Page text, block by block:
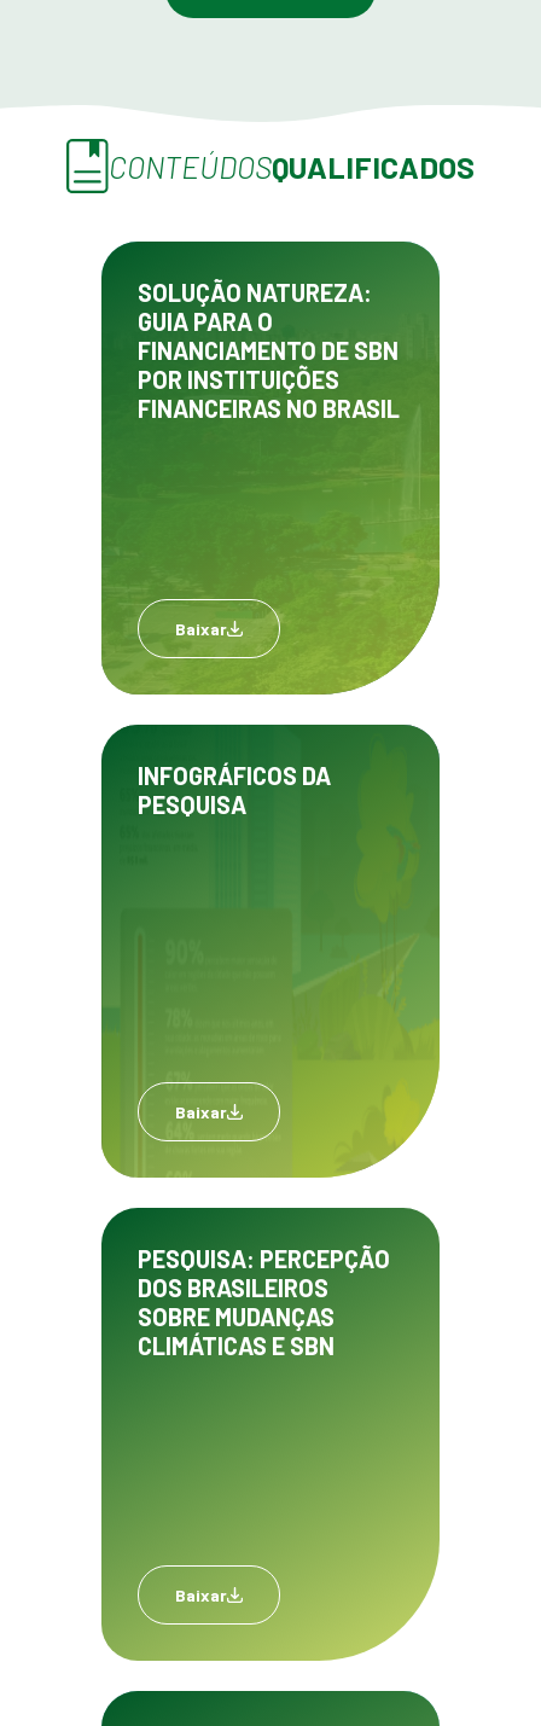
CONTEÚDOSQUALIFICADOS
SOLUÇÃO NATUREZA:
GUIA PARA O
FINANCIAMENTO DE SBN
POR INSTITUIÇÕES
FINANCEIRAS NO BRASIL
Baixar
INFOGRÁFICOS DA
PESQUISA
Baixar
PESQUISA: PERCEPÇÃO
DOS BRASILEIROS
SOBRE MUDANÇAS
CLIMÁTICAS E SBN
Baixar